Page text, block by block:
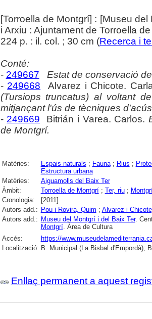
[Torroella de Montgrí] : [Museu
i Arxiu : Ajuntament de Torroella
224 p. : il. col. ; 30 cm (Recerca i
Conté:
- 249667
Estat de conservació
- 249668 Alvarez i Chicote.
(Tursiops truncatus) al voltant
mitjançant l'ús de tècniques
- 249669 Bitrián i Varea. Carlos.
de Montgrí.
Matèries: Espais naturals ; Fauna; Rius ;
Estructura urbana
Matèries:
Aiguamolls del Baix Ter
Àmbit:
Torroella de Montgrí; Ter, riu;
Cronologia:
[2011]
Autors add.: Pou i Rovira, Quim ; Alvarez i
Autors add.: Museu del Montgrí i del Baix Ter.
Montgrí. Àrea de Cultura
Accés:
https://
Localització: B. Municipal (La Bisbal d'Empordà);
Enllaç permanent a aquest